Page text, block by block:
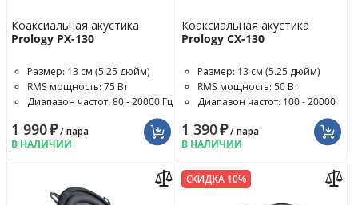
Коаксиальная акустика
Prology PX-130
Размер: 13 см (5.25 дюйм)
RMS мощность: 75 Вт
Диапазон частот: 80 - 20000 Гц
1 990₽/ пара
В НАЛИЧИИ
Коаксиальная акустика
Prology CX-130
Размер: 13 см (5.25 дюйм)
RMS мощность: 50 Вт
Диапазон частот: 100 - 20000
1 390₽/ пара
В НАЛИЧИИ
СКИДКА 10%